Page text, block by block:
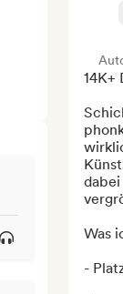
14K+
Was
-